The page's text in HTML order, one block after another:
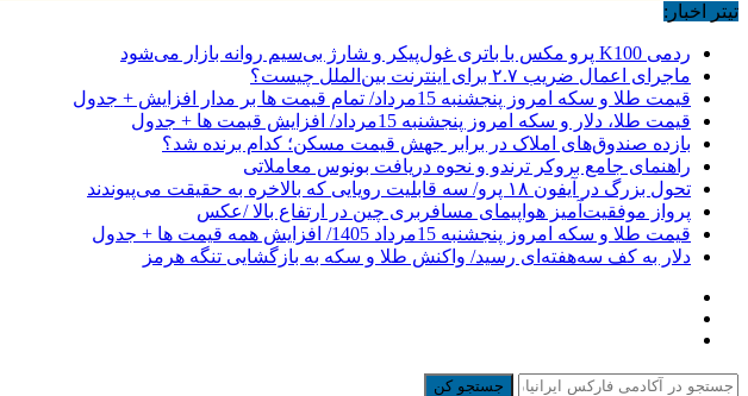
تیتر اخبار:
ردمی K100 پرو مکس با باتری غول‌پیکر و شارژ بی‌سیم روانه بازار می‌شود
ماجرای اعمال ضریب ۲.۷ برای اینترنت بین‌الملل چیست؟
قیمت طلا و سکه امروز پنجشنبه 15مرداد/ تمام قیمت ها بر مدار افزایش + جدول
قیمت طلا، دلار و سکه امروز پنجشنبه 15مرداد/ افزایش قیمت ها + جدول
بازده صندوق‌های املاک در برابر جهش قیمت مسکن؛ کدام برنده شد؟
راهنمای جامع بروکر ترندو و نحوه دریافت بونوس معاملاتی
تحول بزرگ در آیفون ۱۸ پرو/ سه قابلیت رویایی که بالاخره به حقیقت می‌پیوندند
پرواز موفقیت‌آمیز هواپیمای مسافربری چین در ارتفاع بالا /عکس
قیمت طلا و سکه امروز پنجشنبه 15مرداد 1405/ افزایش همه قیمت ها + جدول
دلار به کف سه‌هفته‌ای رسید/ واکنش طلا و سکه به بازگشایی تنگه هرمز
جستجو کن